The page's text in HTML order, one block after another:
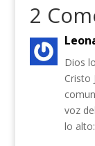
2
Dios
Cristo
voz
lo